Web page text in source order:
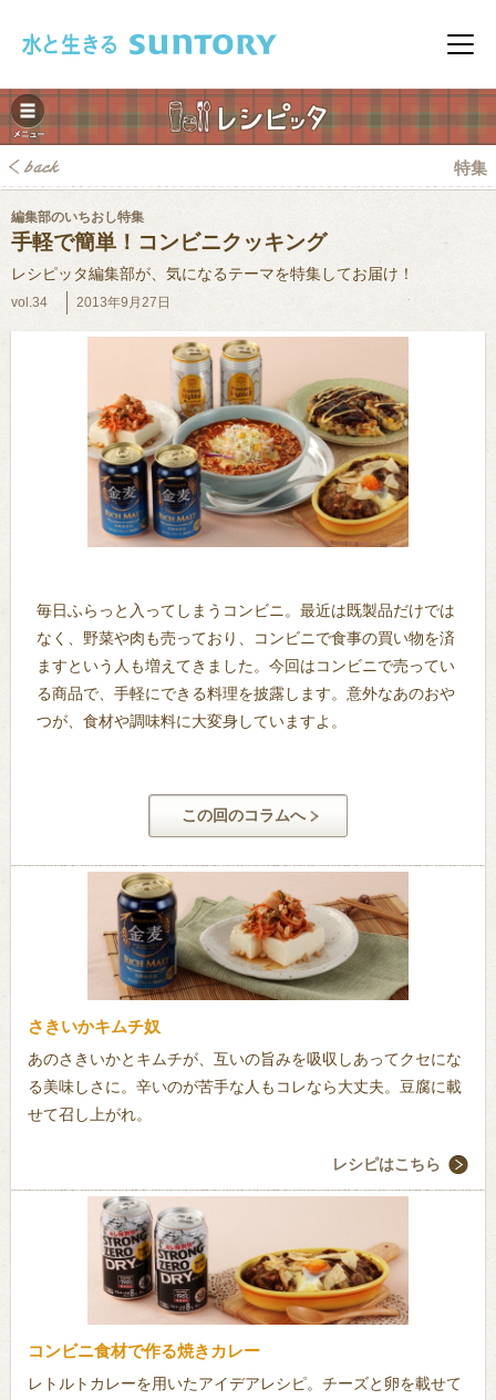
メニ
シピ
特集
編集部のいちおし特集
手軽で簡単！コンビニクッキング
レシピッタ編集部が、気になるテーマを特集してお届け！
vol.34 2013年9月27日
毎日ふらっと入ってしまうコンビニ。最近は既製品だけでは
なく、野菜や肉も売っており、コンビニで食事の買い物を済
ますという人も増えてきました。今回はコンビニで売ってい
る商品で、手軽にできる料理を披露します。意外なあのおや
つが、食材や調味料に大変身していますよ。
この回のコラムへ
さきいかキムチ奴
あのさきいかとキムチが、互いの旨みを吸収しあってクセにな
る美味しさに。辛いのが苦手な人もコレなら大丈夫。豆腐に載
せて召し上がれ。
レシピはこちら
コンビニ食材で作る焼きカレー
レトルトカレーを用いたアイデアレシピ。チーズと卵を載せて